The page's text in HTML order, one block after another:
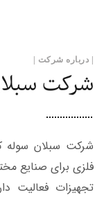
| درباره شرکت |
شرکت
شرکت سبلان
فلزی برای صنایع
تجهیزات فعالیت